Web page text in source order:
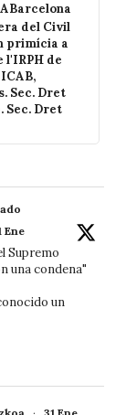
del Civil
primícia a
l'IRPH de
Sec. Dret
Sec. Dret
Ene
Supremo
una condena"
un